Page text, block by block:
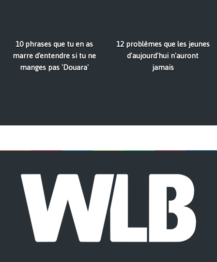
10 phrases que tu en as
marre d'entendre si tu ne
manges pas 'Douara'
12 problèmes que les jeunes
d'aujourd'hui n'auront
jamais